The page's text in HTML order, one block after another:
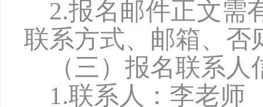
2.报名邮件正文需
联系方式、邮箱、否
（三）报名联系人
1.联系人： 李老师